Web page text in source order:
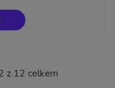
z 12 celkem